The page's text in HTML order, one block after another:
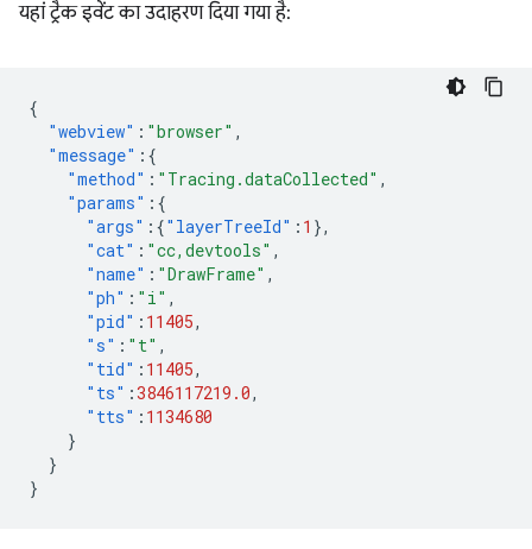
यहां ट्रैक इवेंट का उदाहरण दिया गया है:
{
"webview" : "browser" ,
"message" :{
"method" : "Tracing.dataCollected" ,
"params" :{
"args" :{"layerTreeId" : 1 },
"cat" : "cc,devtools" ,
"name" : "DrawFrame" ,
"ph" : "i" ,
"pid" : 11405,
"s" : "t" ,
"tid" : 11405,
"ts" :3846117219.0,
"tts" : 1134680
}
}
}